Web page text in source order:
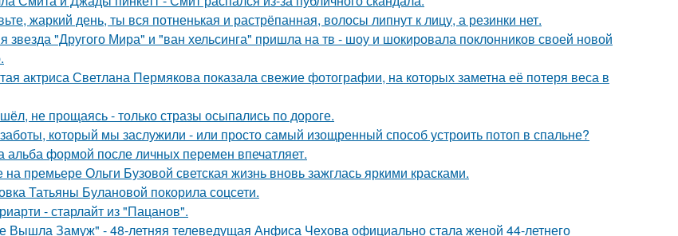
жаркий день, ты вся потненькая и растрёпанная, волосы липнут к лицу, а резинки нет.
звезда "Другого Мира" и "ван хельсинга" пришла на тв - шоу и шокировала поклонников своей новой
актриса Светлана Пермякова показала свежие фотографии, на которых заметна её потеря веса в
не прощаясь - только стразы осыпались по дороге.
который мы заслужили - или просто самый изощренный способ устроить потоп в спальне?
альба формой после личных перемен впечатляет.
премьере Ольги Бузовой светская жизнь вновь зажглась яркими красками.
Татьяны Булановой покорила соцсети.
- старлайт из "Пацанов".
Вышла Замуж" - 48-летняя телеведущая Анфиса Чехова официально стала женой 44-летнего